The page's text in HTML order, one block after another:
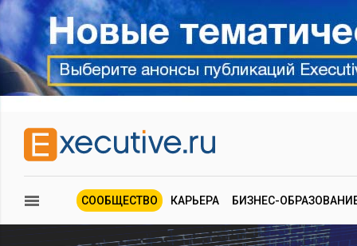
СООБЩЕСТВО КАРЬЕРА БИЗНЕС-